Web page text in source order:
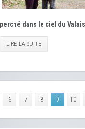
perché dans le ciel du Valais
LIRE LA SUITE
6 7 8 9 10